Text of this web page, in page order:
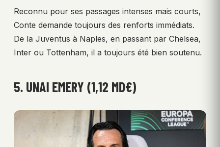
Reconnu pour ses passages intenses mais courts,
Conte demande toujours des renforts immédiats.
De la Juventus à Naples, en passant par Chelsea,
Inter ou Tottenham, il a toujours été bien soutenu.
5. UNAI EMERY (1,12 MD€)